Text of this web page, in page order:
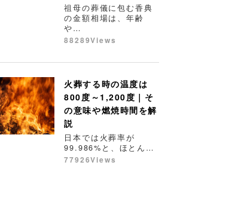
祖母の葬儀に包む香典
の金額相場は、年齢
や…
88289Views
火葬する時の温度は
800度～1,200度｜そ
の意味や燃焼時間を解
説
日本では火葬率が
99.986%と、ほとん…
77926Views